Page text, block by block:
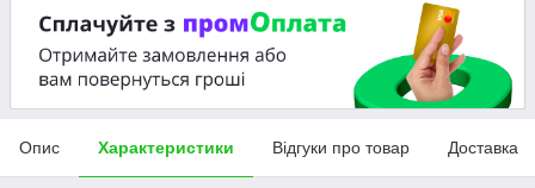
Опис Характеристики Відгуки про товар Доставка